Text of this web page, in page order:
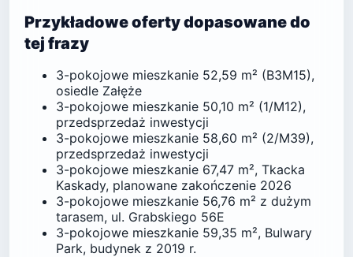
Przykładowe oferty dopasowane do
tej frazy
3-pokojowe mieszkanie 52,59 m² (B3M15),
osiedle Załęże
3-pokojowe mieszkanie 50,10 m² (1/M12),
przedsprzedaż inwestycji
3-pokojowe mieszkanie 58,60 m² (2/M39),
przedsprzedaż inwestycji
3-pokojowe mieszkanie 67,47 m², Tkacka
Kaskady, planowane zakończenie 2026
3-pokojowe mieszkanie 56,76 m² z dużym
tarasem, ul. Grabskiego 56E
3-pokojowe mieszkanie 59,35 m², Bulwary
Park, budynek z 2019 r.